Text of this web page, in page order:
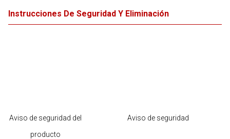
Instrucciones De Seguridad Y Eliminación
Aviso de seguridad del
producto
Aviso de seguridad